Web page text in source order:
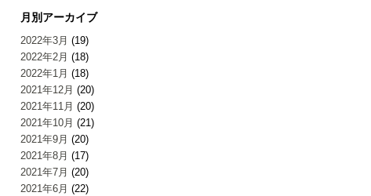
月別アーカイブ
2022年3月 (19)
2022年2月 (18)
2022年1月 (18)
2021年12月 (20)
2021年11月 (20)
2021年10月 (21)
2021年9月 (20)
2021年8月 (17)
2021年7月 (20)
2021年6月 (22)